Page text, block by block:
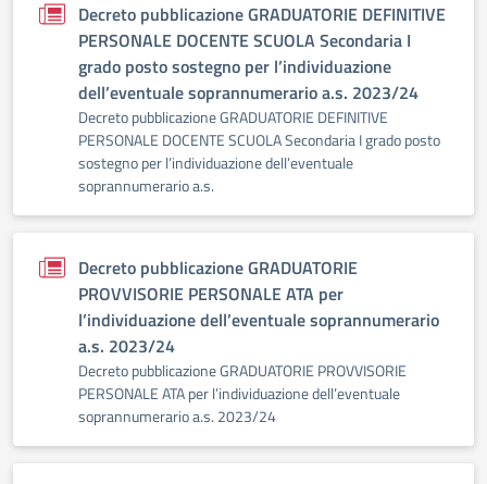
Decreto pubblicazione GRADUATORIE DEFINITIVE
PERSONALE DOCENTE SCUOLA Secondaria I
grado posto sostegno per l’individuazione
dell’eventuale soprannumerario a.s. 2023/24
Decreto pubblicazione GRADUATORIE DEFINITIVE
PERSONALE DOCENTE SCUOLA Secondaria I grado posto
sostegno per l’individuazione dell’eventuale
soprannumerario a.s.
Decreto pubblicazione GRADUATORIE
PROVVISORIE PERSONALE ATA per
l’individuazione dell’eventuale soprannumerario
a.s. 2023/24
Decreto pubblicazione GRADUATORIE PROVVISORIE
PERSONALE ATA per l’individuazione dell’eventuale
soprannumerario a.s. 2023/24